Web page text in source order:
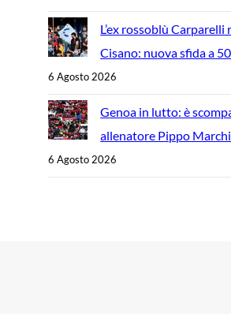
L’ex rossoblù Carparelli
Cisano: nuova sfida a
6 Agosto 2026
Genoa in lutto: è
allenatore Pippo
6 Agosto 2026